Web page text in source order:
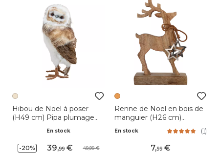
Hibou de Noël à poser
(H49 cm) Pipa plumage
En stock
-20% 39,99 49,99
Renne de Noël en bois de
manguier (H26 cm)
En stock (1)
7,99